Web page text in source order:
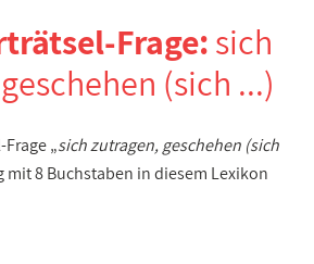
Frage:sich
(sich ...)
„sich zutragen, geschehen (sich
mit 8 Buchstaben in diesem Lexikon